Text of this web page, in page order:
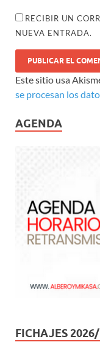
RECIBIR UN
NUEVA ENTRADA.
Este sitio usa
se procesan los
AGENDA
FICHAJES